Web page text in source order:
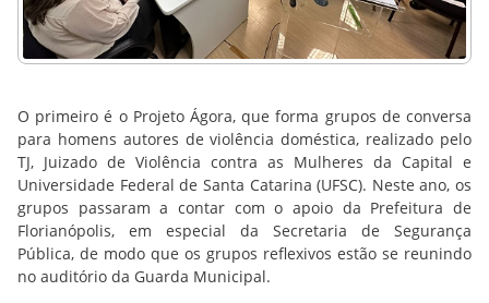
O primeiro é o Projeto Ágora, que forma grupos de conversa
para homens autores de violência doméstica, realizado pelo
TJ, Juizado de Violência contra as Mulheres da Capital e
Universidade Federal de Santa Catarina (UFSC). Neste ano, os
grupos passaram a contar com o apoio da Prefeitura de
Florianópolis, em especial da Secretaria de Segurança
Pública, de modo que os grupos reflexivos estão se reunindo
no auditório da Guarda Municipal.